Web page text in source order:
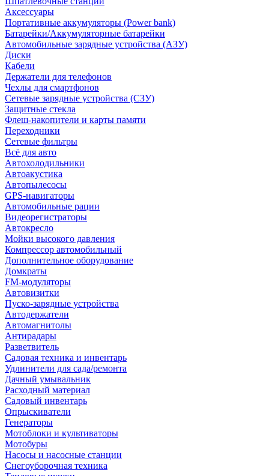
Аксессуары
Портативные аккумуляторы (Power bank)
Батарейки/Аккумуляторные батарейки
Автомобильные зарядные устройства (АЗУ)
Диски
Кабели
Держатели для телефонов
Чехлы для смартфонов
Сетевые зарядные устройства (СЗУ)
Защитные стекла
Флеш-накопители и карты памяти
Переходники
Сетевые фильтры
Всё для авто
Автохолодильники
Автоакустика
Автопылесосы
GPS-навигаторы
Автомобильные рации
Видеорегистраторы
Автокресло
Мойки высокого давления
Компрессор автомобильный
Дополнительное оборудование
Домкраты
FM-модуляторы
Автовизитки
Пуско-зарядные устройства
Автодержатели
Автомагнитолы
Антирадары
Разветвитель
Садовая техника и инвентарь
Удлинители для сада/ремонта
Дачный умывальник
Расходный материал
Садовый инвентарь
Опрыскиватели
Генераторы
Мотоблоки и культиваторы
Мотобуры
Насосы и насосные станции
Снегоуборочная техника